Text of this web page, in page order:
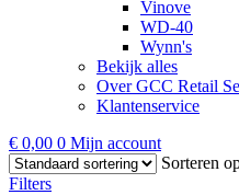
Vinove
WD-40
Wynn's
Bekijk alles
Over GCC Retail
Klantenservice
€ 0,00 0 Mijn account
Sorteren
Filters